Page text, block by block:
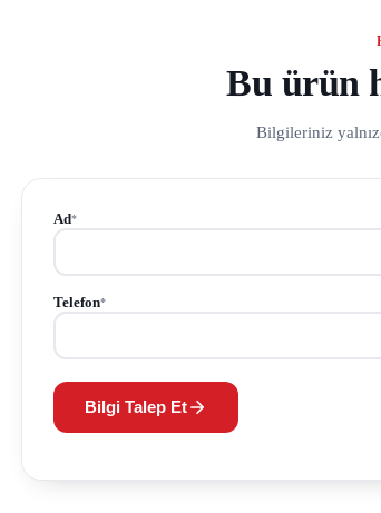
Bu ürün
Bilgileriniz
Ad*
Telefon*
Bilgi Talep Et